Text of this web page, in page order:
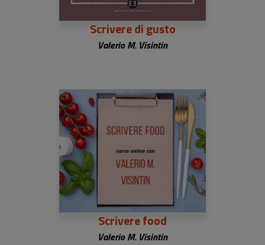
Scrivere di gusto
Valerio M. Visintin
Scrivere food
Valerio M. Visintin